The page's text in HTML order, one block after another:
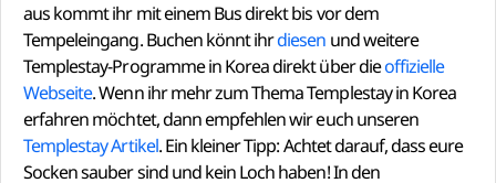
aus kommt ihr mit einem Bus direkt bis vor dem
Tempeleingang. Buchen könnt ihrdiesen und weitere
Templestay-Programme in Korea direkt über dieoffizielle
Webseite. Wenn ihr mehr zum Thema Templestay in Korea
erfahren möchtet, dann empfehlen wir euch unseren
Templestay Artikel. Ein kleiner Tipp: Achtet darauf, dass eure
Socken sauber sind und kein Loch haben! In den